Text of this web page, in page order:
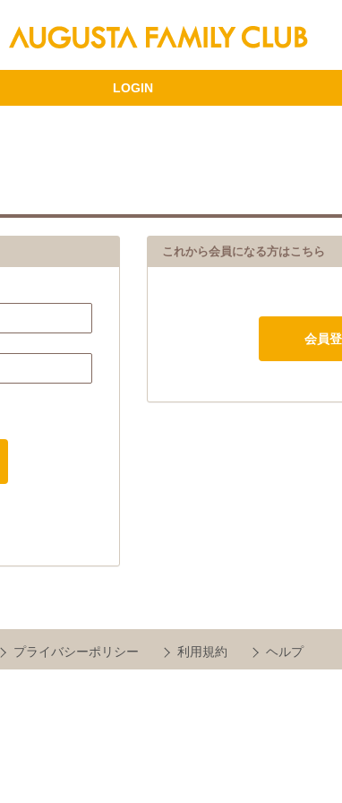
これから会員になる方はこちら